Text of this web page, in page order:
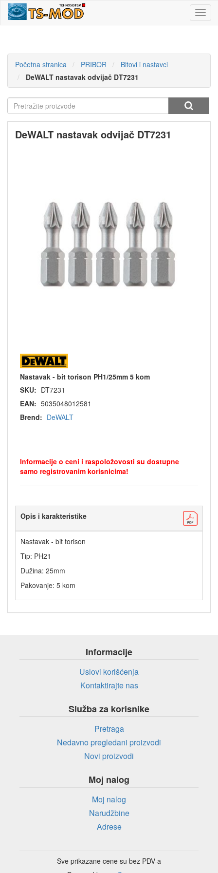
Početna stranica PRIBOR
Bitovi i nastavci
DeWALT nastavak odvijač DT7231
DeWALT nastavak odvijač DT7231
Nastavak - bit torison PH1/25mm 5 kom
SKU: DT7231
EAN: 5035048012581
Brend: DeWALT
Informacije o ceni i raspoložovosti su dostupne
samo registrovanim korisnicima!
Opis i karakteristike
Nastavak - bit torison
Tip: PH21
Dužina: 25mm
Pakovanje: 5 kom
Informacije
Uslovi korišćenja
Kontaktirajte nas
Služba za korisnike
Pretraga
Nedavno pregledani proizvodi
Novi proizvodi
Moj nalog
Moj nalog
Narudžbine
Adrese
Sve prikazane cene su bez PDV-a